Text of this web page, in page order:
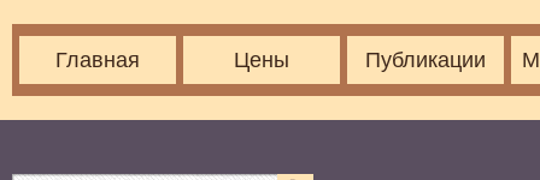
Главная Цены Публикации